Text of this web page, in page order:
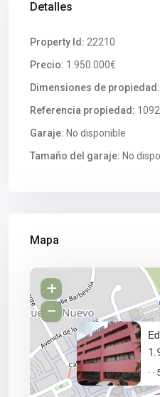
Detalles
Property Id: 22210
Precio: 1.950.000€
Dimensiones de propiedad:
Referencia propiedad:
Garaje: No disponible
Tamaño del garaje: No
Mapa
· ·